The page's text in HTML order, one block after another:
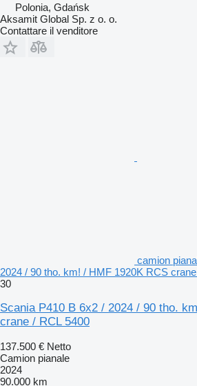
Polonia, Gdańsk
Aksamit Global Sp. z o. o.
Contattare il venditore
camion
2024 / 90 tho. km! / HMF 1920K RCS
30
Scania P410 B 6x2 / 2024 / 90 tho.
crane / RCL 5400
137.500 € Netto
Camion pianale
2024
90.000 km